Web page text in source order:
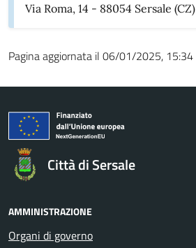
Via Roma, 14 - 88054 Sersale (CZ)
Pagina aggiornata il 06/01/2025, 15:34
Città di Sersale
AMMINISTRAZIONE
Organi di governo